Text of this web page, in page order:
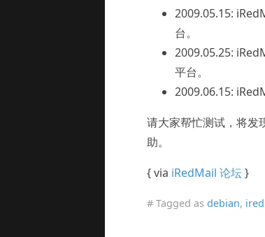
2009.05.15:
台。
2009.05.25:
平台。
2009.06.15:
请大家帮忙测试，将发
助。
{ via iRedMail 论坛}
# Tagged as debian,